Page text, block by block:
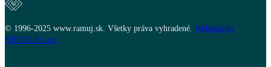
© 1996-2025 www.ramuj.sk. Všetky práva vyhradené. Webstránky
NEONUS s.r.o.